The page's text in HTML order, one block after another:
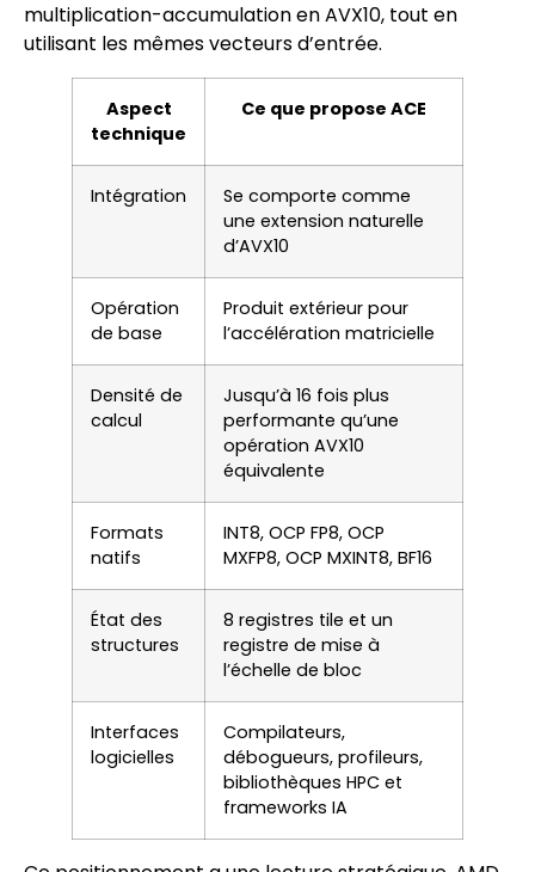
multiplication-accumulation en AVX10, tout en
utilisant les mêmes vecteurs d’entrée.
Aspect
technique
Ce que propose ACE
Intégration
Se comporte comme
une extension naturelle
d’AVX10
Opération
de base
Produit extérieur pour
l’accélération matricielle
Densité de
calcul
Jusqu’à 16 fois plus
performante qu’une
opération AVX10
équivalente
Formats
natifs
INT8, OCP FP8, OCP
MXFP8, OCP MXINT8, BF16
État des
structures
8 registres tile et un
registre de mise à
l’échelle de bloc
Interfaces
logicielles
Compilateurs,
débogueurs, profileurs,
bibliothèques HPC et
frameworks IA